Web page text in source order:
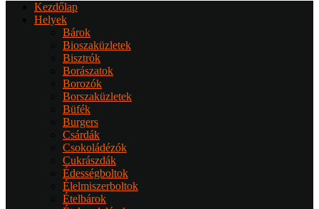
Kezdőlap
Helyek
Bárok
Bioszaküzletek
Bisztrók
Borászatok
Borozók
Borszaküzletek
Büfék
Burgers
Csárdák
Csokoládézók
Cukrászdák
Édességboltok
Élelmiszerboltok
Ételbárok